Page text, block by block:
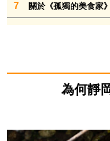
7 關於《孤獨的美食家
為何靜